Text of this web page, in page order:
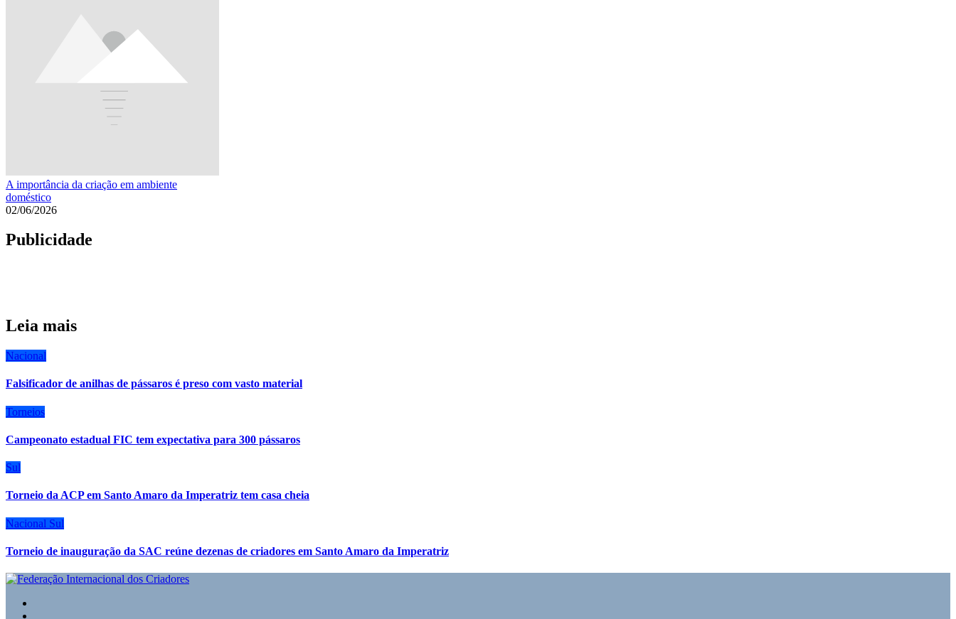
A importância da criação em ambiente
doméstico
02/06/2026
Publicidade
Leia mais
Nacional
Falsificador de anilhas de pássaros é preso com vasto material
Torneios
Campeonato estadual FIC tem expectativa para 300 pássaros
Sul
Torneio da ACP em Santo Amaro da Imperatriz tem casa cheia
Nacional Sul
Torneio de inauguração da SAC reúne dezenas de criadores em Santo Amaro da Imperatriz